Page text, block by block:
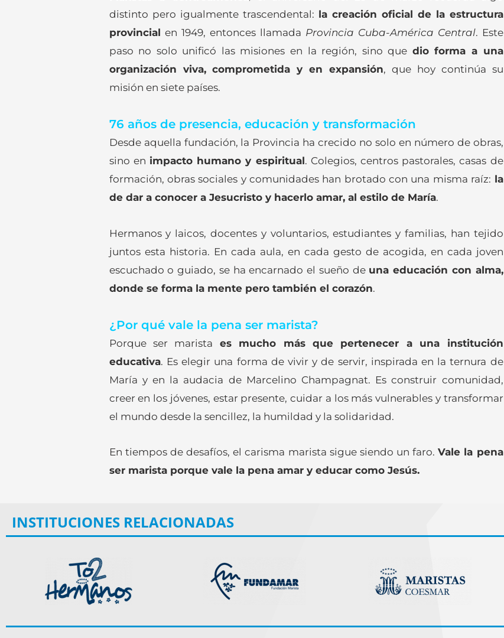
distinto pero igualmente trascendental: la creación oficial de la estructura
provincial en 1949, entonces llamada Provincia Cuba-América Central. Este
paso no solo unificó las misiones en la región, sino que dio forma a una
organización viva, comprometida y en expansión, que hoy continúa su
misión en siete países.
76 años de presencia, educación y transformación
Desde aquella fundación, la Provincia ha crecido no solo en número de obras,
sino en impacto humano y espiritual. Colegios, centros pastorales, casas de
formación, obras sociales y comunidades han brotado con una misma raíz: la
de dar a conocer a Jesucristo y hacerlo amar, al estilo de María.
Hermanos y laicos, docentes y voluntarios, estudiantes y familias, han tejido
juntos esta historia. En cada aula, en cada gesto de acogida, en cada joven
escuchado o guiado, se ha encarnado el sueño de una educación con alma,
donde se forma la mente pero también el corazón.
¿Por qué vale la pena ser marista?
Porque ser marista es mucho más que pertenecer a una institución
educativa. Es elegir una forma de vivir y de servir, inspirada en la ternura de
María y en la audacia de Marcelino Champagnat. Es construir comunidad,
creer en los jóvenes, estar presente, cuidar a los más vulnerables y transformar
el mundo desde la sencillez, la humildad y la solidaridad.
En tiempos de desafíos, el carisma marista sigue siendo un faro.Vale la pena
ser marista porque vale la pena amar y educar como Jesús.
INSTITUCIONES RELACIONADAS